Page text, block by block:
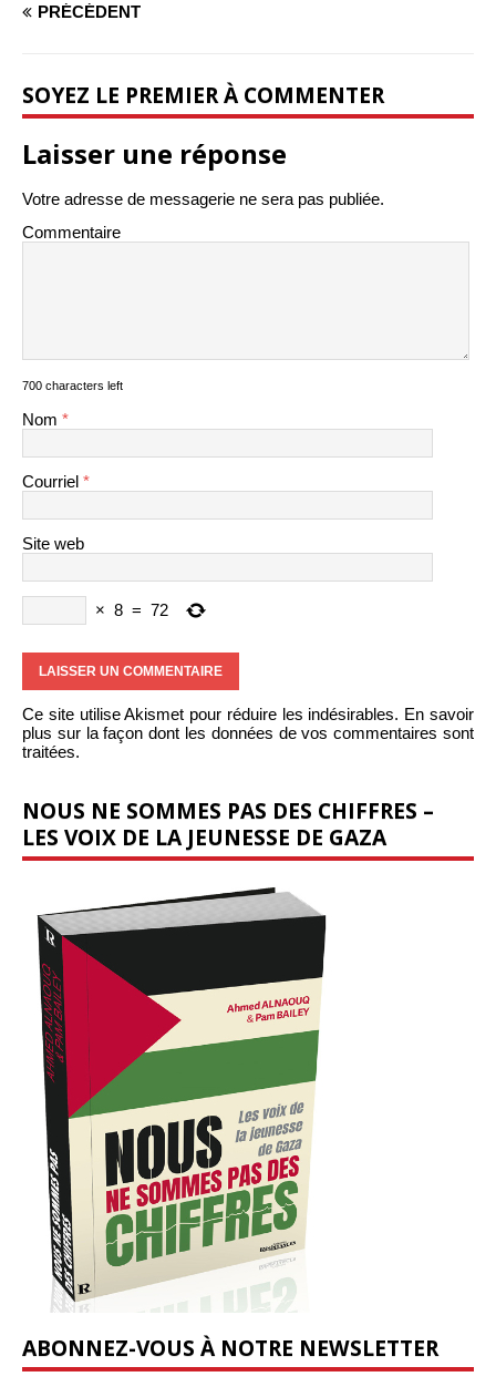
PRÉCÉDENT
SOYEZ LE PREMIER À COMMENTER
Laisser une réponse
Votre adresse de messagerie ne sera pas publiée.
Commentaire
700 characters left
Nom *
Courriel *
Site web
× 8 = 72
Ce site utilise Akismet pour réduire les indésirables. En savoir
plus sur la façon dont les données de vos commentaires sont
traitées.
NOUS NE SOMMES PAS DES CHIFFRES –
LES VOIX DE LA JEUNESSE DE GAZA
ABONNEZ-VOUS À NOTRE NEWSLETTER